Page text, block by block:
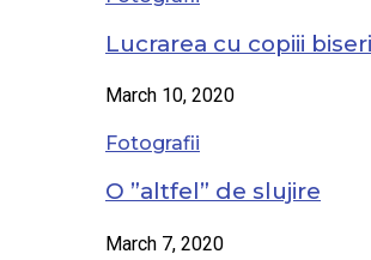
Lucrarea cu copiii
March 10, 2020
Fotografii
O ”altfel” de slujire
March 7, 2020